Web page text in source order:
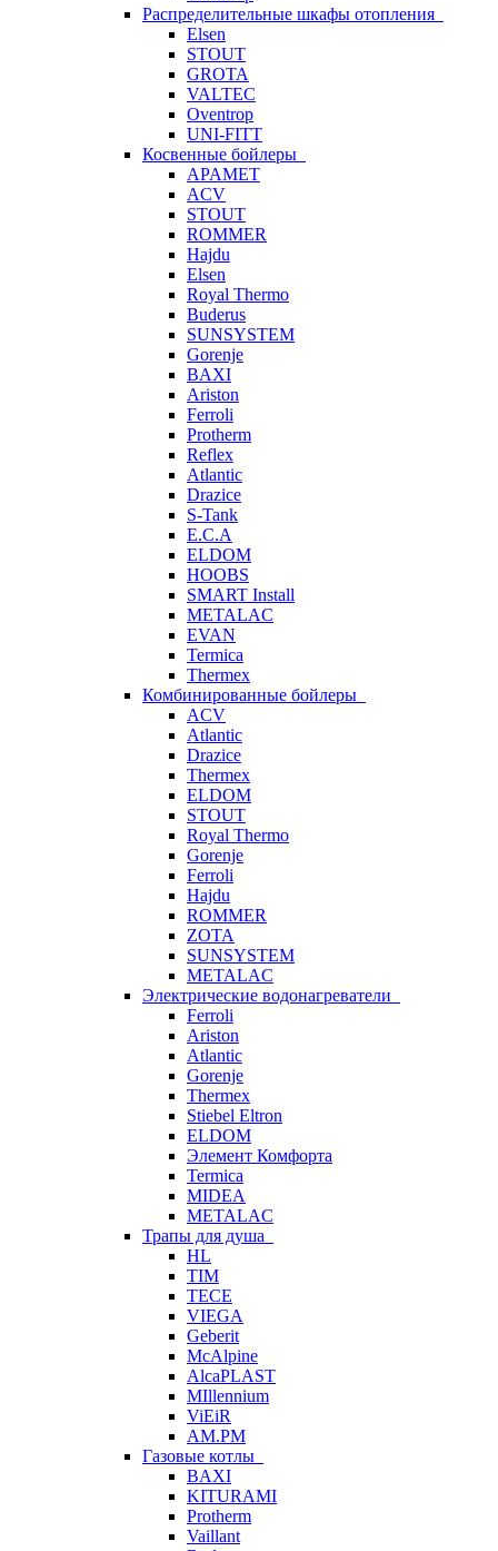
Распределительные шкафы отопления
Elsen
STOUT
GROTA
VALTEC
Oventrop
UNI-FITT
Косвенные бойлеры
APAMET
ACV
STOUT
ROMMER
Hajdu
Elsen
Royal Thermo
Buderus
SUNSYSTEM
Gorenje
BAXI
Ariston
Ferroli
Protherm
Reflex
Atlantic
Drazice
S-Tank
E.C.A
ELDOM
HOOBS
SMART Install
METALAC
EVAN
Termica
Thermex
Комбинированные бойлеры
ACV
Atlantic
Drazice
Thermex
ELDOM
STOUT
Royal Thermo
Gorenje
Ferroli
Hajdu
ROMMER
ZOTA
SUNSYSTEM
METALAC
Электрические водонагреватели
Ferroli
Ariston
Atlantic
Gorenje
Thermex
Stiebel Eltron
ELDOM
Элемент Комфорта
Termica
MIDEA
METALAC
Трапы для душа
HL
TIM
TECE
VIEGA
Geberit
McAlpine
AlcaPLAST
MIllennium
ViEiR
AM.PM
Газовые котлы
BAXI
KITURAMI
Protherm
Vaillant